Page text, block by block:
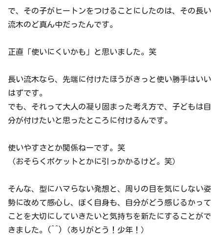
で、その子がヒートンをつけることにしたのは、その長い
流木のど真ん中だったんです。
正直「使いにくいかも」と思いました。笑
長い流木なら、先端に付けたほうがきっと使い勝手はいい
はずです。
でも、それって大人の凝り固まった考え方で、子どもは自
分が付けたいと思ったところに付けるんです。
使いやすさとか関係ねーです。笑
（おそらくポケットとかに引っかかるけど。笑）
そんな、型にハマらない発想と、周りの目を気にしない姿
勢に改めて感心し、ぼく自身も、自分がどう感じるかって
ことを大切にしていきたいと気持ちを新たにすることがで
きました。(^^)（ありがとう！少年！）